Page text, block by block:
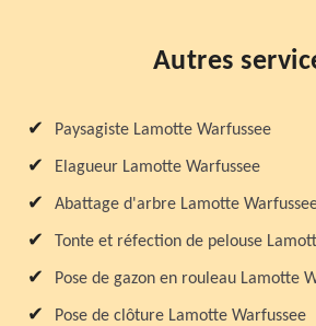
Autres
Paysagiste Lamotte Warfussee
Elagueur Lamotte Warfussee
Abattage d'arbre Lamotte
Tonte et réfection de pelouse
Pose de gazon en rouleau Lamotte
Pose de clôture Lamotte Warfussee